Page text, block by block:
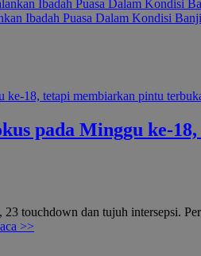
Ibadah Puasa Dalam Kondisi
pada Minggu ke-
touchdown dan tujuh intersepsi.
>>